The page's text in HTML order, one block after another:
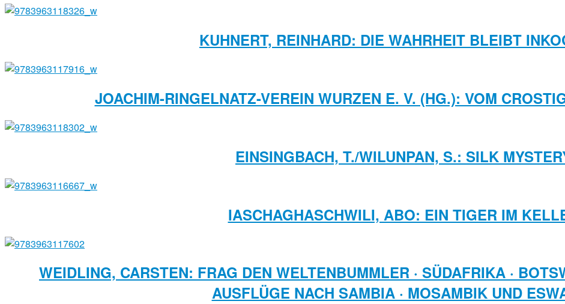
KUHNERT, REINHARD: DIE WAHRHEIT BLEIBT
JOACHIM-RINGELNATZ-VEREIN WURZEN E. V. (HG.): VOM
EINSINGBACH, T./WILUNPAN, S.: SILK
IASCHAGHASCHWILI, ABO: EIN TIGER IM
WEIDLING, CARSTEN: FRAG DEN WELTENBUMMLER · SÜDAFRIKA ·
AUSFLÜGE NACH SAMBIA · MOSAMBIK UND